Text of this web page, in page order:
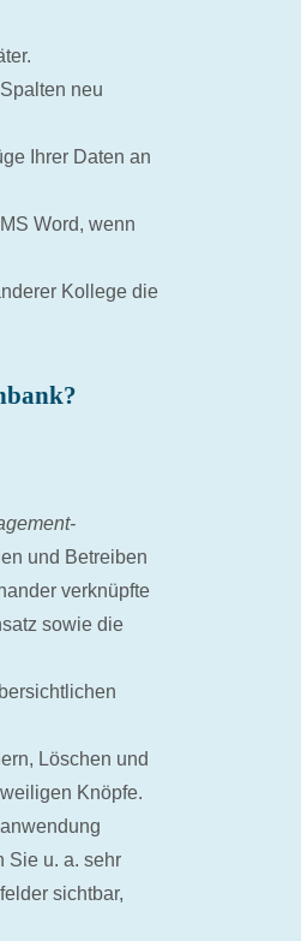
neu
Ihrer Daten an
Word, wenn
Kollege die
und Betreiben
verknüpfte
sowie die
Löschen und
Knöpfe.
Sie u. a. sehr
sichtbar,